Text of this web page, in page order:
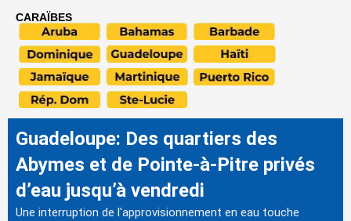
CARAÏBES
Guadeloupe: Des quartiers des
Abymes et de Pointe-à-Pitre privés
d’eau jusqu’à vendredi
Une interruption de l'approvisionnement en eau touche